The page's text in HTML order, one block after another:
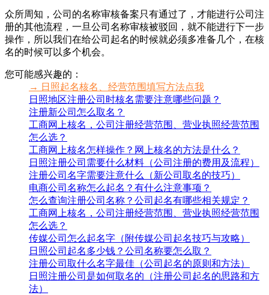
众所周知，公司的名称审核备案只有通过了，才能进行公司注
册的其他流程，一旦公司名称审核被驳回，就不能进行下一步
操作，所以我们在给公司起名的时候就必须多准备几个，在核
名的时候可以多个机会。
您可能感兴趣的：
→ 日照起名核名、经营范围填写方法点我
日照地区注册公司时核名需要注意哪些问题？
注册新公司怎么取名？
工商网上核名，公司注册经营范围、营业执照经营范围
怎么选？
工商网上核名怎样操作？网上核名的方法是什么？
日照注册公司需要什么材料（公司注册的费用及流程）
注册公司名字需要注意什么（新公司取名的技巧）
电商公司名称怎么起名？有什么注意事项？
怎么查询注册公司名称？公司起名有哪些相关规定？
工商网上核名，公司注册经营范围、营业执照经营范围
怎么选？
传媒公司怎么起名字（附传媒公司起名技巧与攻略）
日照公司起名多少钱？公司名称要怎么取？
注册公司取什么名字最佳（公司起名的原则和方法）
日照注册公司是如何取名的（注册公司起名的思路和方
法）